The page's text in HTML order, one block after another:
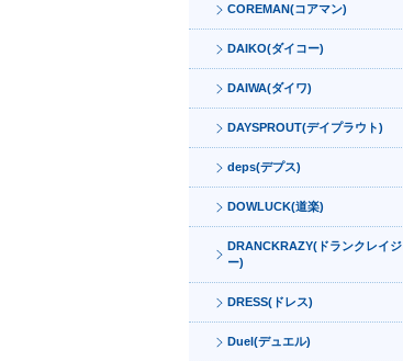
COREMAN(コアマン)
DAIKO(ダイコー)
DAIWA(ダイワ)
DAYSPROUT(デイプラウト)
deps(デプス)
DOWLUCK(道楽)
DRANCKRAZY(ドランクレイジ
ー)
DRESS(ドレス)
Duel(デュエル)